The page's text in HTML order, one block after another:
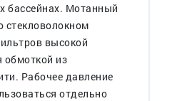
бассейнах. Мотанный
стекловолокном
высокой
обмоткой из
Рабочее давление
отдельно